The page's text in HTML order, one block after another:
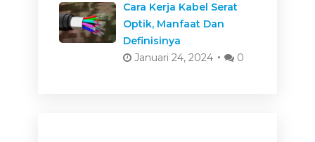
Cara Kerja Kabel Serat
Optik, Manfaat Dan
Definisinya
Januari 24, 2024
0